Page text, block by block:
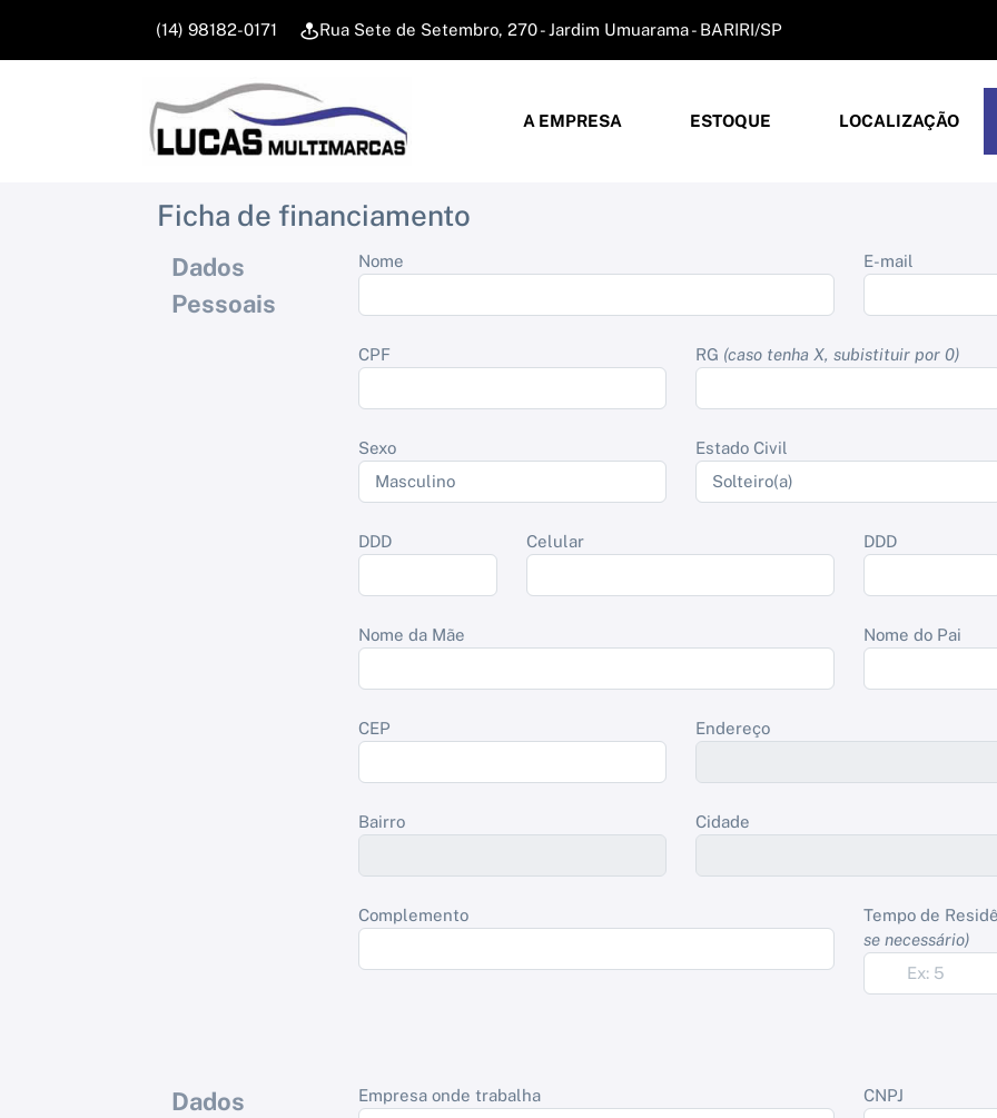
(14) 98182-0171 Rua Sete de Setembro, 270 - Jardim Umuarama - BARIRI/SP
A EMPRESA ESTOQUE LOCALIZAÇÃO
Ficha de financiamento
Dados
Pessoais
Nome E-mail
CPF RG (caso tenha X, subistituir por 0)
Sexo Estado Civil
DDD Celular DDD
Nome da Mãe Nome do Pai
CEP Endereço
Bairro Cidade
Complemento Tempo de
se necessário)
Dados
Empresa onde trabalha CNPJ